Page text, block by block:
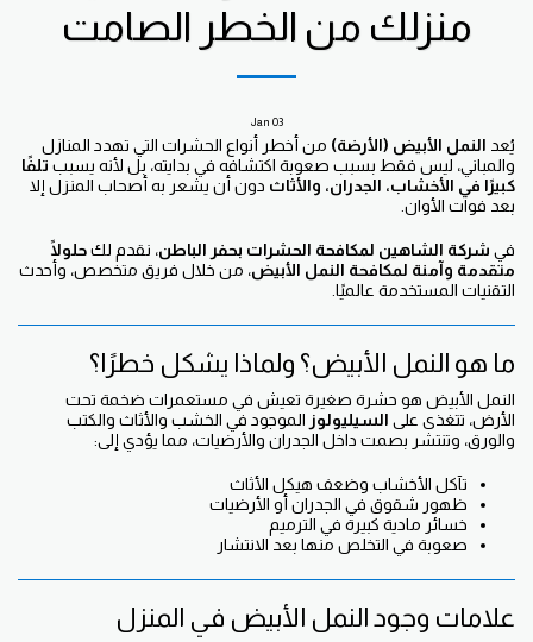
منزلك من الخطر الصامت
03
Jan
يُعد النمل الأبيض (الأرضة) من أخطر أنواع الحشرات التي تهدد المنازل
والمباني، ليس فقط بسبب صعوبة اكتشافه في بدايته، بل لأنه يسبب تلفًا
كبيرًا في الأخشاب، الجدران، والأثاث دون أن يشعر به أصحاب المنزل إلا
بعد فوات الأوان.
في شركة الشاهين لمكافحة الحشرات بحفر الباطن، نقدم لكحلولًا
متقدمة وآمنة لمكافحة النمل الأبيض، من خلال فريق متخصص، وأحدث
التقنيات المستخدمة عالميًا.
ما هو النمل الأبيض؟ ولماذا يشكل خطرًا؟
النمل الأبيض هو حشرة صغيرة تعيش في مستعمرات ضخمة تحت
الأرض، تتغذى على السيليولوز الموجود في الخشب والأثاث والكتب
والورق، وتنتشر بصمت داخل الجدران والأرضيات، مما يؤدي إلى:
تآكل الأخشاب وضعف هيكل الأثاث
ظهور شقوق في الجدران أو الأرضيات
خسائر مادية كبيرة في الترميم
صعوبة في التخلص منها بعد الانتشار
علامات وجود النمل الأبيض في المنزل